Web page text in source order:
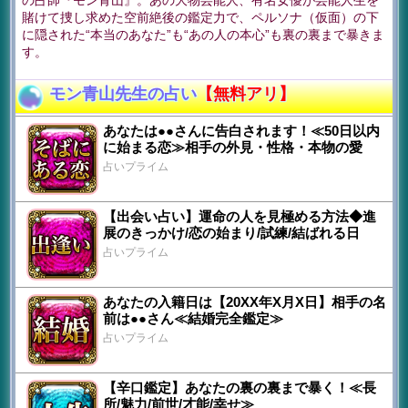
賭けて捜し求めた空前絶後の鑑定力で、ペルソナ（仮面）の下
に隠された“本当のあなた”も“あの人の本心”も裏の裏まで暴きま
す。
モン青山先生の占い【無料アリ】
あなたは●●さんに告白されます！≪50日以内
に始まる恋≫相手の外見・性格・本物の愛
占いプライム
【出会い占い】運命の人を見極める方法◆進
展のきっかけ/恋の始まり/試練/結ばれる日
占いプライム
あなたの入籍日は【20XX年X月X日】相手の名
前は●●さん≪結婚完全鑑定≫
占いプライム
【辛口鑑定】あなたの裏の裏まで暴く！≪長
所/魅力/前世/才能/幸せ≫